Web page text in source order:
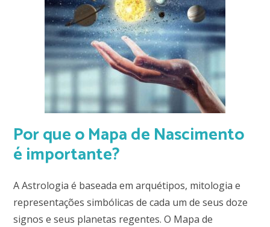
Por que o Mapa de Nascimento
é importante?
A Astrologia é baseada em arquétipos, mitologia e
representações simbólicas de cada um de seus doze
signos e seus planetas regentes. O Mapa de